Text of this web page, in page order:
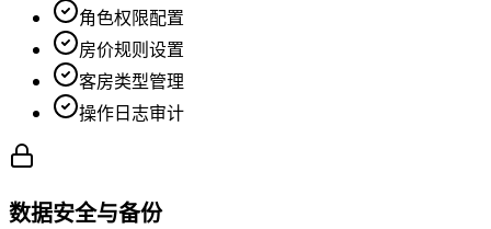
角色权限配置
房价规则设置
客房类型管理
操作日志审计
数据安全与备份